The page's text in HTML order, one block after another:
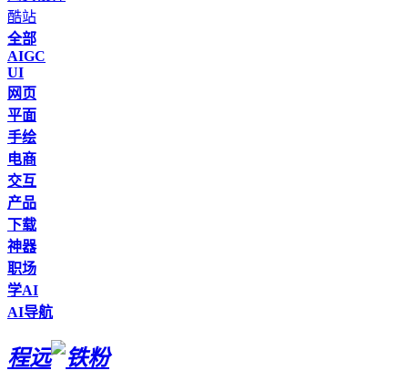
酷站
全部
AIGC
UI
网页
平面
手绘
电商
交互
产品
下载
神器
职场
学AI
AI导航
程远